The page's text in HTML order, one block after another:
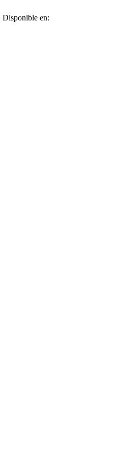
en: